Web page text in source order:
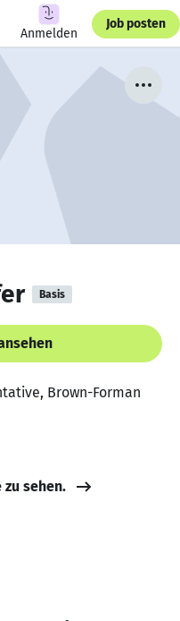
Anmelden
Job posten
Basis
Brown-Forman
zu sehen.